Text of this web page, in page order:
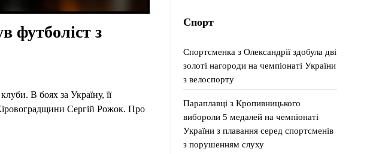
футболіст з
В боях за Україну, її
Кіровоградщини Сергій Рожок. Про
Спорт
Спортсменка з Олександрії здобула дві
золоті нагороди на чемпіонаті України
з велоспорту
Параплавці з Кропивницького
вибороли 5 медалей на чемпіонаті
України з плавання серед спортсменів
з порушенням слуху